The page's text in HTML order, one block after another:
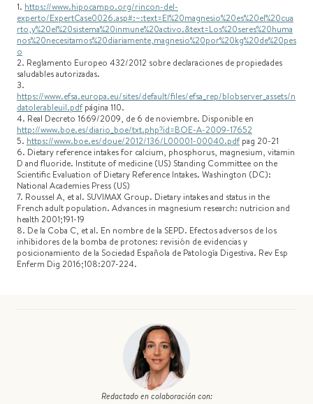
1. https://www.hipocampo.org/rincon-del-
experto/ExpertCase0026.asp#:~:text=El%20magnesio%20es%20el%20cua
rto,y%20el%20sistema%20inmune%20activo.&text=Los%20seres%20huma
nos%20necesitamos%20diariamente,magnesio%20por%20kg%20de%20pes
o
2. Reglamento Europeo 432/2012 sobre declaraciones de propiedades
saludables autorizadas.
3.
https://www.efsa.europa.eu/sites/default/files/efsa_rep/blobserver_assets/n
datolerableuil.pdfpágina 110.
4. Real Decreto 1669/2009, de 6 de noviembre. Disponible en
http://www.boe.es/diario_boe/txt.php?id=BOE-A-2009-17652
5. https://www.boe.es/doue/2012/136/L00001-00040.pdfpag 20-21
6. Dietary reference intakes for calcium, phosphorus, magnesium, vitamin
D and fluoride. Institute of medicine (US) Standing Committee on the
Scientific Evaluation of Dietary Reference Intakes. Washington (DC):
National Academies Press (US)
7. Roussel A, et al. SUVIMAX Group. Dietary intakes and status in the
French adult population. Advances in magnesium research: nutricion and
health 2001;191-19
8. De la Coba C, et al. En nombre de la SEPD. Efectos adversos de los
inhibidores de la bomba de protones: revisión de evidencias y
posicionamiento de la Sociedad Española de Patología Digestiva. Rev Esp
Enferm Dig 2016;108:207-224.
Redactado en colaboración con: